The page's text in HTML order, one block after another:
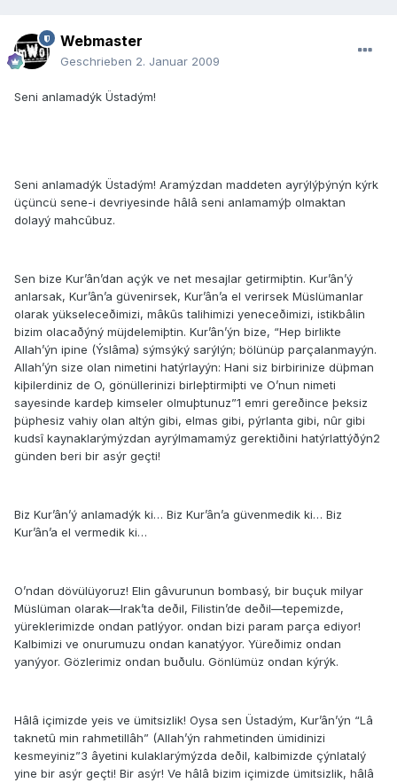
Webmaster
Geschrieben 2. Januar 2009
Seni anlamadýk Üstadým!
Seni anlamadýk Üstadým! Aramýzdan maddeten ayrýlýþýnýn kýrk
üçüncü sene-i devriyesinde hâlâ seni anlamamýþ olmaktan
dolayý mahcûbuz.
Sen bize Kur’ân’dan açýk ve net mesajlar getirmiþtin. Kur’ân’ý
anlarsak, Kur’ân’a güvenirsek, Kur’ân’a el verirsek Müslümanlar
olarak yükseleceðimizi, mâkûs talihimizi yeneceðimizi, istikbâlin
bizim olacaðýný müjdelemiþtin. Kur’ân’ýn bize, “Hep birlikte
Allah’ýn ipine (Ýslâma) sýmsýký sarýlýn; bölünüp parçalanmayýn.
Allah’ýn size olan nimetini hatýrlayýn: Hani siz birbirinize düþman
kiþilerdiniz de O, gönüllerinizi birleþtirmiþti ve O’nun nimeti
sayesinde kardeþ kimseler olmuþtunuz”1 emri gereðince þeksiz
þüphesiz vahiy olan altýn gibi, elmas gibi, pýrlanta gibi, nûr gibi
kudsî kaynaklarýmýzdan ayrýlmamamýz gerektiðini hatýrlattýðýn2
günden beri bir asýr geçti!
Biz Kur’ân’ý anlamadýk ki… Biz Kur’ân’a güvenmedik ki… Biz
Kur’ân’a el vermedik ki…
O’ndan dövülüyoruz! Elin gâvurunun bombasý, bir buçuk milyar
Müslüman olarak—Irak’ta deðil, Filistin’de deðil—tepemizde,
yüreklerimizde o­ndan patlýyor. o­ndan bizi param parça ediyor!
Kalbimizi ve o­nurumuzu o­ndan kanatýyor. Yüreðimiz o­ndan
yanýyor. Gözlerimiz o­ndan buðulu. Gönlümüz o­ndan kýrýk.
Hâlâ içimizde yeis ve ümitsizlik! Oysa sen Üstadým, Kur’ân’ýn “Lâ
taknetû min rahmetillâh” (Allah’ýn rahmetinden ümidinizi
kesmeyiniz”3 âyetini kulaklarýmýzda deðil, kalbimizde çýnlatalý
yine bir asýr geçti! Bir asýr! Ve hâlâ bizim içimizde ümitsizlik, hâlâ